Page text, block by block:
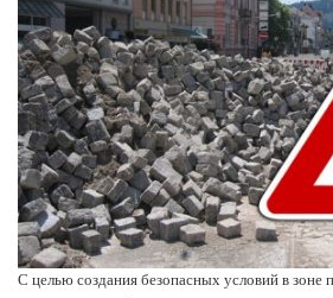
С целью создания безопасных условий в зоне